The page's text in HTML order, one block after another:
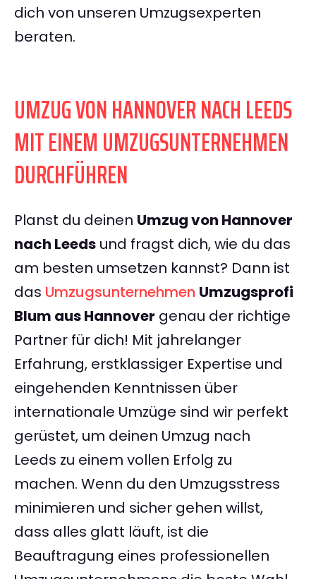
dich von unseren Umzugsexperten
beraten.
UMZUG VON HANNOVER NACH LEEDS
MIT EINEM UMZUGSUNTERNEHMEN
DURCHFÜHREN
Planst du deinen Umzug von Hannover
nach Leeds und fragst dich, wie du das
am besten umsetzen kannst? Dann ist
das Umzugsunternehmen Umzugsprofi
Blum aus Hannover genau der richtige
Partner für dich! Mit jahrelanger
Erfahrung, erstklassiger Expertise und
eingehenden Kenntnissen über
internationale Umzüge sind wir perfekt
gerüstet, um deinen Umzug nach
Leeds zu einem vollen Erfolg zu
machen. Wenn du den Umzugsstress
minimieren und sicher gehen willst,
dass alles glatt läuft, ist die
Beauftragung eines professionellen